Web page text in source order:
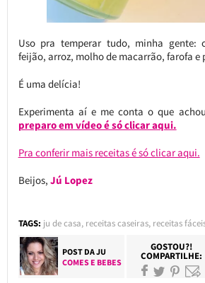
Uso pra temperar tudo, minha gente:
feijão, arroz, molho de macarrão, farofa e
É uma delícia!
Experimenta aí e me conta o que
preparo em vídeo é só clicar aqui.
Pra conferir mais receitas é só clicar aqui.
Beijos, Jú Lopez
TAGS: ju de casa, receitas caseiras, receitas
POST DAJU
COMES E BEBES
GOSTOU?!
COMPARTILHE: